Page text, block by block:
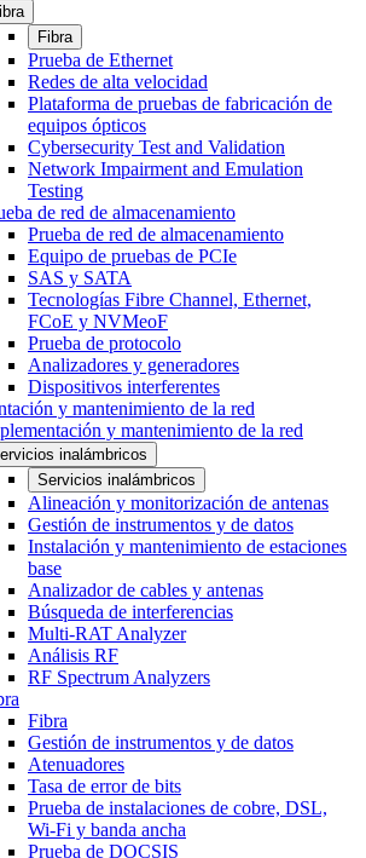
Fibra
Prueba de Ethernet
Redes de alta velocidad
Plataforma de pruebas de fabricación de
equipos ópticos
Cybersecurity Test and Validation
Network Impairment and Emulation
Testing
de red de almacenamiento
Prueba de red de almacenamiento
Equipo de pruebas de PCIe
SAS y SATA
Tecnologías Fibre Channel, Ethernet,
FCoE y NVMeoF
Prueba de protocolo
Analizadores y generadores
Dispositivos interferentes
y mantenimiento de la red
y mantenimiento de la red
inalámbricos
Servicios inalámbricos
Alineación y monitorización de antenas
Gestión de instrumentos y de datos
Instalación y mantenimiento de estaciones
base
Analizador de cables y antenas
Búsqueda de interferencias
Multi-RAT Analyzer
Análisis RF
RF Spectrum Analyzers
Fibra
Gestión de instrumentos y de datos
Atenuadores
Tasa de error de bits
Prueba de instalaciones de cobre, DSL,
Wi-Fi y banda ancha
Prueba de DOCSIS